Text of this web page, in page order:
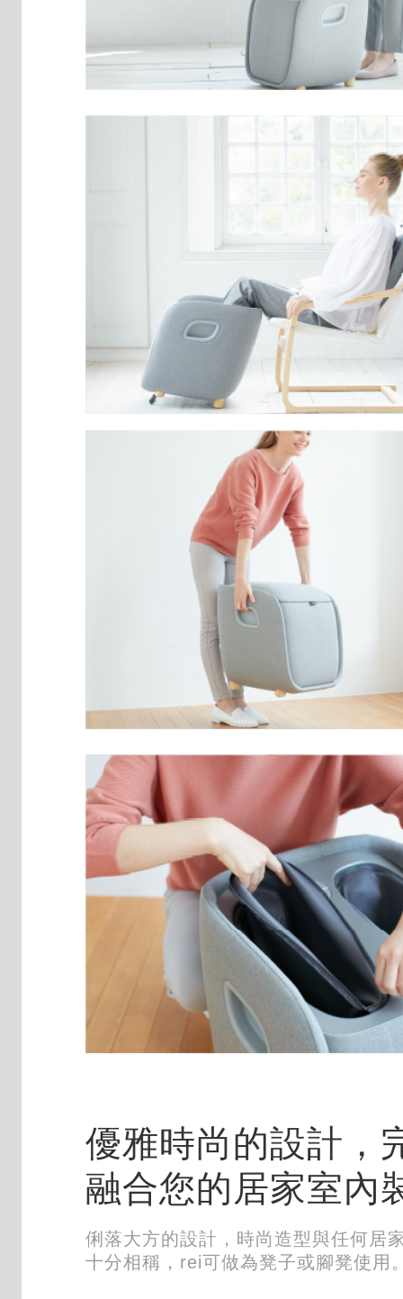
優雅時尚的設計，
融合您的居家室內
俐落大方的設計，時尚造型與任何居
十分相稱，rei可做為凳子或腳凳使用